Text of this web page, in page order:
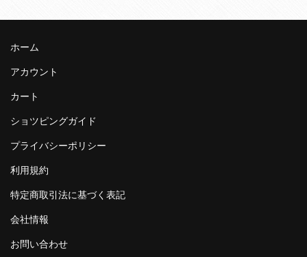
ホーム
アカウント
カート
ショツピングガイド
プライバシーポリシー
利用規約
特定商取引法に基づく表記
会社情報
お問い合わせ